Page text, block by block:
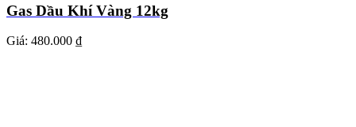
Gas Dầu Khí Vàng 12kg
Giá: 480.000 ₫